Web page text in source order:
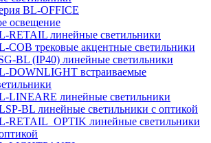
BL-OFFICE
освещение
RETAIL линейные светильники
COB трековые акцентные светильники
BL (IP40) линейные светильники
DOWNLIGHT встраиваемые
LINEARE линейные светильники
BL линейные светильники с оптикой
RETAIL_OPTIK линейные светильники